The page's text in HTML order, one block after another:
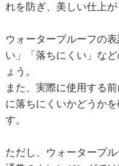
れを防ぎ、美しい仕上が
ウォータープルーフの
い」「落ちにくい」な
ょう。
また、実際に使用する
に落ちにくいかどうか
す。
ただし、ウォータープ